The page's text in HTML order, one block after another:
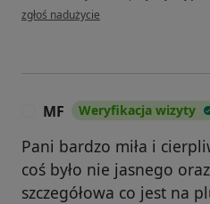
w opinii użytkownika Hanna B.
zgłoś nadużycie
MF Weryfikacja wizyty
Pani bardzo miła i
coś było nie jasnego
szczegółowa co jest na